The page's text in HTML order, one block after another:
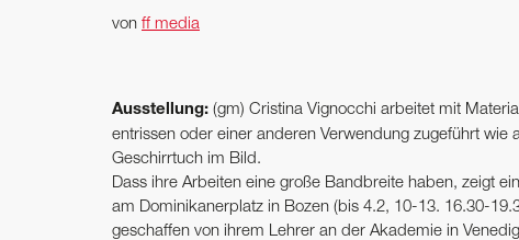
von ff media
Ausstellung: (gm) Cristina Vignocchi arbeitet mit
entrissen oder einer anderen Verwendung zugeführt
Geschirrtuch im Bild.
Dass ihre Arbeiten eine große Bandbreite haben, zeigt
am Dominikanerplatz in Bozen (bis 4.2, 10-13. 16.30-
geschaffen von ihrem Lehrer an der Akademie in